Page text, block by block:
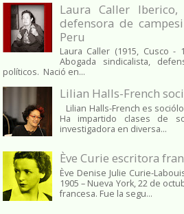
Laura Caller Iberico,
defensora de
Peru
Laura Caller (1915, Cusco -
Abogada sindicalista,
políticos. Nació en...
Lilian Halls-French
Lilian Halls-French es
Ha impartido clases de
investigadora en diversa...
Ève Curie escritora
Ève Denise Julie Curie-
1905 – Nueva York, 22 de
francesa. Fue la segu...